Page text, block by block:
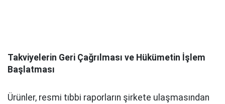
Takviyelerin Geri Çağrılması ve Hükümetin İşlem
Başlatması
Ürünler, resmi tıbbi raporların şirkete ulaşmasından